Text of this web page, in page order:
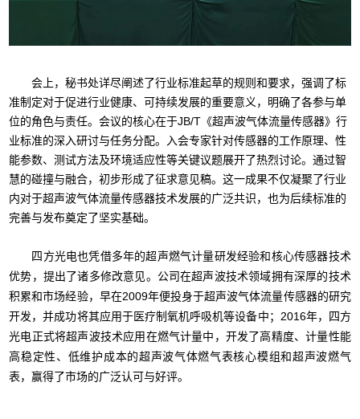
会上，秘书处详尽阐述了行业标准起草的规则和要求，强调了标
准制定对于促进行业健康、可持续发展的重要意义，明确了各参与单
位的角色与责任。会议的核心在于JB/T《超声波气体流量传感器》行
业标准的深入研讨与任务分配。入会专家针对传感器的工作原理、性
能参数、测试方法及环境适应性等关键议题展开了热烈讨论。通过智
慧的碰撞与融合，初步形成了征求意见稿。这一成果不仅凝聚了行业
内对于超声波气体流量传感器技术发展的广泛共识，也为后续标准的
完善与发布奠定了坚实基础。
四方光电也凭借多年的超声燃气计量研发经验和核心传感器技术
优势，提出了诸多修改意见。公司在超声波技术领域拥有深厚的技术
积累和市场经验，早在2009年便投身于超声波气体流量传感器的研究
开发，并成功将其应用于医疗制氧机呼吸机等设备中；2016年，四方
光电正式将超声波技术应用在燃气计量中，开发了高精度、计量性能
高稳定性、低维护成本的超声波气体燃气表核心模组和超声波燃气
表，赢得了市场的广泛认可与好评。